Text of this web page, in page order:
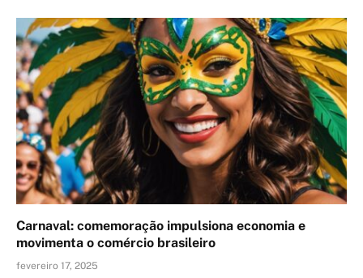
Carnaval: comemoração impulsiona economia e
movimenta o comércio brasileiro
fevereiro 17, 2025